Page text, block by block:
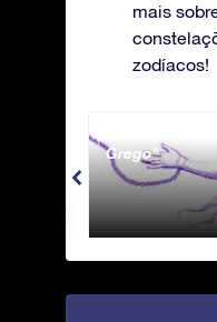
mais
zodíacos!
Andromeda
Grego